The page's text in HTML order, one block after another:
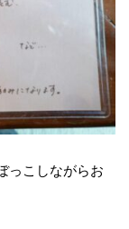
っこしながらお